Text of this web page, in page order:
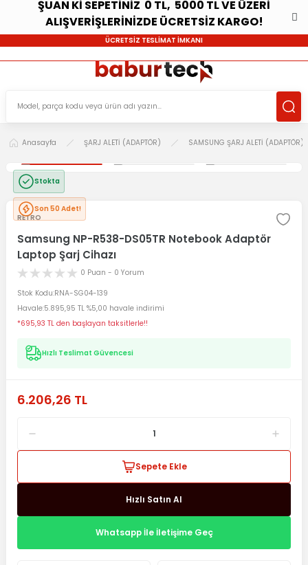
ŞUAN Kİ SEPETİNİZ 0 TL, 5000 TL VE ÜZERİ
ALIŞVERİŞLERİNİZDE ÜCRETSİZ KARGO!
ÜCRETSİZ TESLİMAT İMKANI
Anasayfa ŞARJ ALETİ (ADAPTÖR) SAMSUNG ŞARJ ALETİ (ADAPTÖR)
Stokta
Son 50 Adet!
RETRO
Samsung NP-R538-DS05TR Notebook Adaptör
Laptop Şarj Cihazı
0 Puan - 0 Yorum
Stok Kodu RNA-SG04-139
Havale 5.895,95 TL %5,00 havale indirimi
*695,93 TL den başlayan taksitlerle!!
Hızlı Teslimat Güvencesi
6.206,26 TL
Sepete Ekle
Hızlı Satın Al
Whatsapp İle İletişime Geç